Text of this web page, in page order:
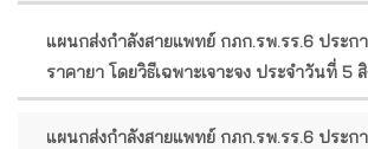
แผนกส่งกำลังสายแพทย์ กภก.รพ.รร.6 ประก
ราคายา โดยวิธีเฉพาะเจาะจง ประจำวันที่ 5
แผนกส่งกำลังสายแพทย์ กภก.รพ.รร.6 ประก